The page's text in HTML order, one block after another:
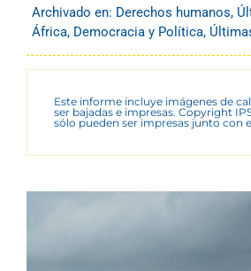
Archivado en: Derechos humanos,
África, Democracia y Política,
Este informe incluye imágenes de
ser bajadas e impresas. Copyright
sólo pueden ser impresas junto con